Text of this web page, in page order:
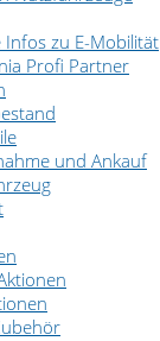
Infos zu E-Mobilität
Profi Partner
und Ankauf